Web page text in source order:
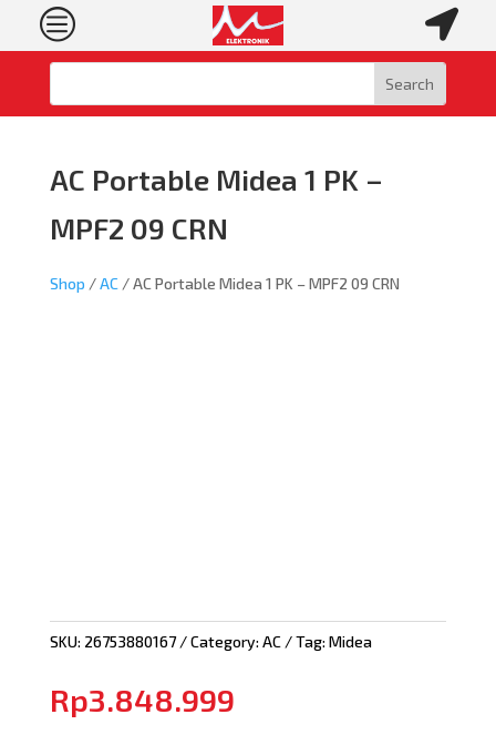
c 
AC Portable Midea 1 PK –
MPF2 09 CRN
Shop /AC / AC Portable Midea 1 PK – MPF2 09 CRN
SKU: 26753880167 Category: AC Tag: Midea
Rp3.848.999